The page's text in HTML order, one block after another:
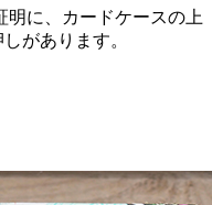
明に、カードケースの上
があります。